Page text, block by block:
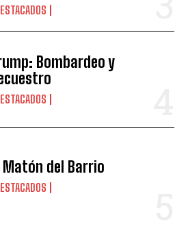
Bombardeo y
Matón del Barrio